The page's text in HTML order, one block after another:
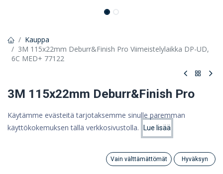
Hinta:
Lisää ostoskoriin
Category
Kauppa
3M 115x22mm Deburr&Finish Pro Viimeistelylaikka DP-UD,
6C MED+ 77122
3M 115x22mm Deburr&Finish Pro
Viimeistelylaikka DP-UD, 6C MED+
77122
Käytämme evästeitä tarjotaksemme sinulle paremman
käyttökokemuksen tällä verkkosivustolla.
Lue lisää
Vain välttämättömät Hyväksyn